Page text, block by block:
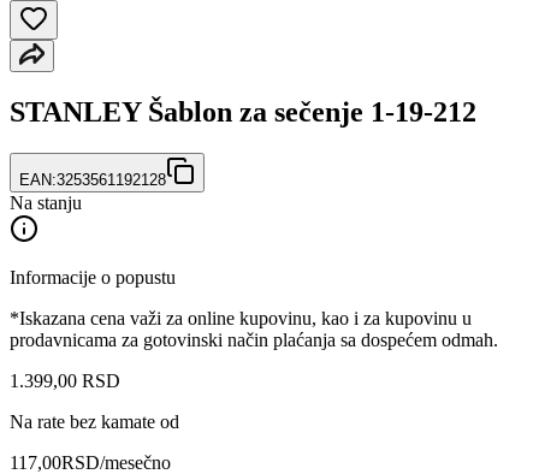
STANLEY Šablon za sečenje 1-19-212
EAN:3253561192128
Na stanju
Informacije o popustu
*Iskazana cena važi za online kupovinu, kao i za kupovinu u
prodavnicama za gotovinski način plaćanja sa dospećem odmah.
1.399,00 RSD
Na rate bez kamate od
117,00RSD/mesečno